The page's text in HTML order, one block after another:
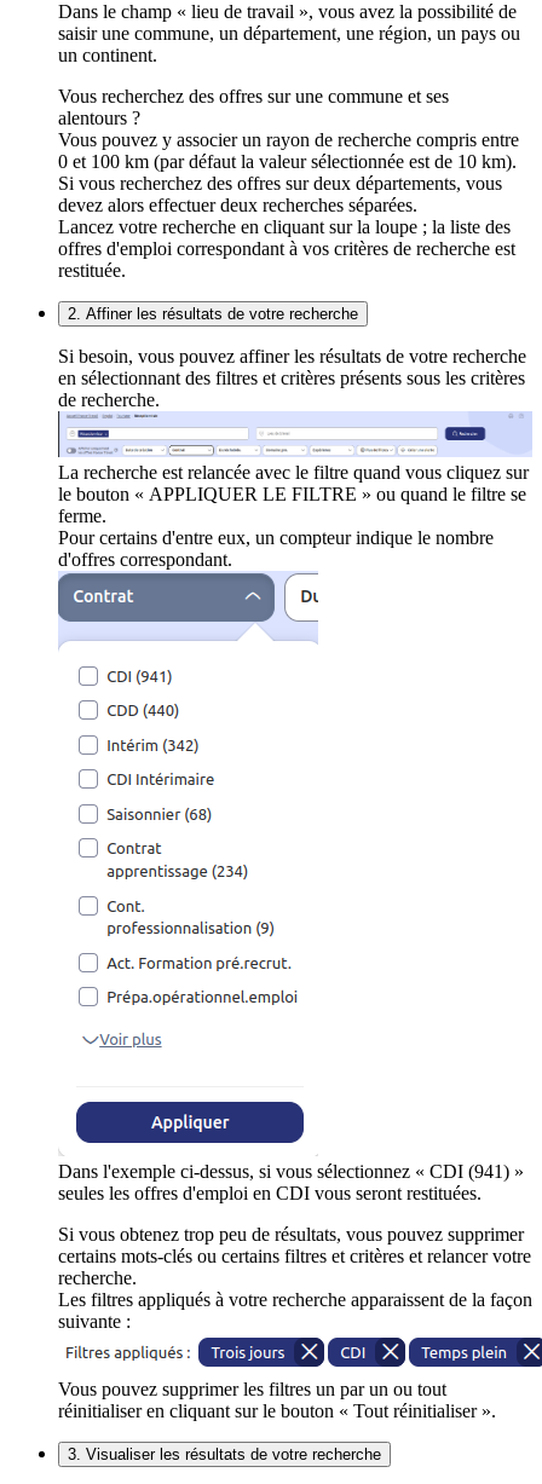
Dans le champ « lieu de travail », vous avez la possibilité de
saisir une commune, un département, une région, un pays ou
un continent.
Vous recherchez des offres sur une commune et ses
alentours ?
Vous pouvez y associer un rayon de recherche compris entre
0 et 100 km (par défaut la valeur sélectionnée est de 10 km).
Si vous recherchez des offres sur deux départements, vous
devez alors effectuer deux recherches séparées.
Lancez votre recherche en cliquant sur la loupe ; la liste des
offres d'emploi correspondant à vos critères de recherche est
restituée.
2. Affiner les résultats de votre recherche
Si besoin, vous pouvez affiner les résultats de votre recherche
en sélectionnant des filtres et critères présents sous les critères
de recherche.
La recherche est relancée avec le filtre quand vous cliquez sur
le bouton « APPLIQUER LE FILTRE » ou quand le filtre se
ferme.
Pour certains d'entre eux, un compteur indique le nombre
d'offres correspondant.
Dans l'exemple ci-dessus, si vous sélectionnez « CDI (941) »
seules les offres d'emploi en CDI vous seront restituées.
Si vous obtenez trop peu de résultats, vous pouvez supprimer
certains mots-clés ou certains filtres et critères et relancer votre
recherche.
Les filtres appliqués à votre recherche apparaissent de la façon
suivante :
Vous pouvez supprimer les filtres un par un ou tout
réinitialiser en cliquant sur le bouton « Tout réinitialiser ».
3. Visualiser les résultats de votre recherche